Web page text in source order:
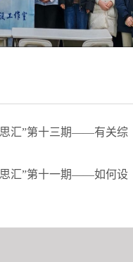
思汇”第十三期——有关综
思汇”第十一期——如何设